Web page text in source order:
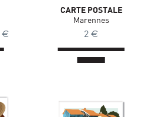
€
CARTE POSTALE
Marennes
2 €